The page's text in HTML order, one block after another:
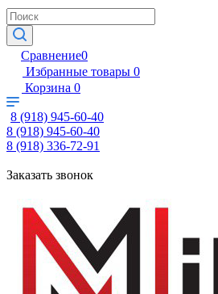
Сравнение0
Избранные товары 0
Корзина 0
8 (918) 945-60-40
8 (918) 945-60-40
8 (918) 336-72-91
Заказать звонок